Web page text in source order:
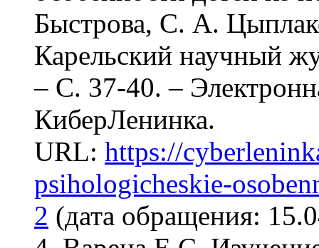
Быстрова, С. А.
Карельский научный
– С. 37-40. –
КиберЛенинка.
URL: https://
psihologicheskie-
2 (дата обращения: